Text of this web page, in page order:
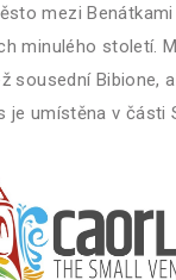
mezi
minulého století.
sousední Bibione,
je umístěna v části